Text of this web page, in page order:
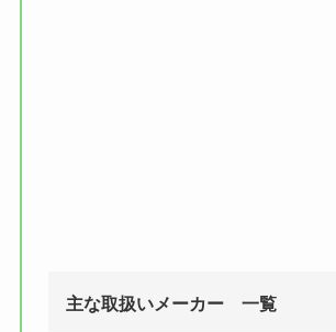
主な取扱いメーカー 一覧